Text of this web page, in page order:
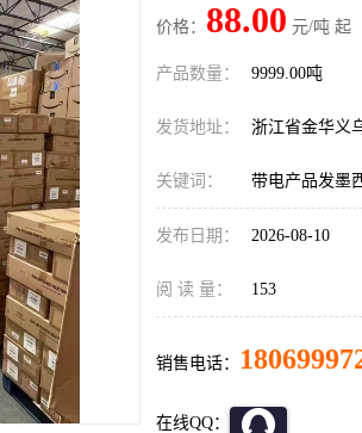
价格： 88.00 元/吨 起
产品数量： 9999.00吨
发货地址： 浙江省金华义
关键词： 带电产品发墨
发布日期： 2026-08-10
阅 读 量： 153
销售电话：
在线QQ：